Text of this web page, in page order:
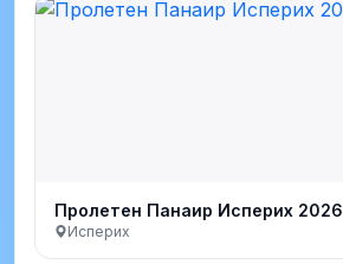
Пролетен Панаир Исперих 2026
Исперих